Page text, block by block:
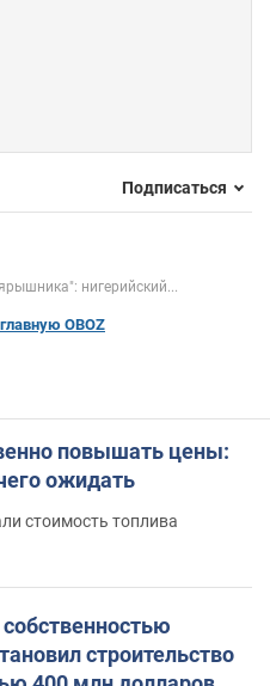
Подписаться
нигерийский...
OBOZ
повышать цены:
ожидать
стоимость топлива
строительство